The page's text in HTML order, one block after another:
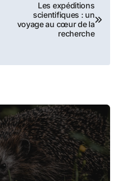
Les expéditions
scientifiques : un
voyage au cœur de la
recherche